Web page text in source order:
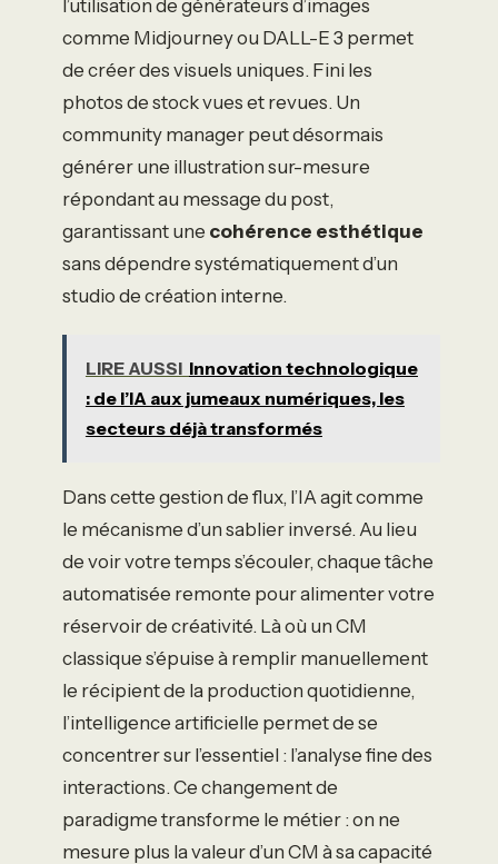
l’utilisation de générateurs d’images
comme Midjourney ou DALL-E 3 permet
de créer des visuels uniques. Fini les
photos de stock vues et revues. Un
community manager peut désormais
générer une illustration sur-mesure
répondant au message du post,
garantissant une cohérence esthétique
sans dépendre systématiquement d’un
studio de création interne.
LIRE AUSSI Innovation technologique
: de l’IA aux jumeaux numériques, les
secteurs déjà transformés
Dans cette gestion de flux, l’IA agit comme
le mécanisme d’un sablier inversé. Au lieu
de voir votre temps s’écouler, chaque tâche
automatisée remonte pour alimenter votre
réservoir de créativité. Là où un CM
classique s’épuise à remplir manuellement
le récipient de la production quotidienne,
l’intelligence artificielle permet de se
concentrer sur l’essentiel : l’analyse fine des
interactions. Ce changement de
paradigme transforme le métier : on ne
mesure plus la valeur d’un CM à sa capacité